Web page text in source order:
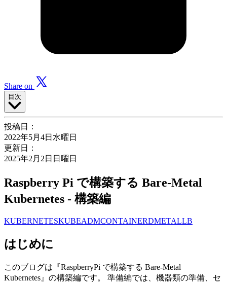
Share on
目次
投稿日：
2022年5月4日水曜日
更新日：
2025年2月2日日曜日
Raspberry Pi で構築する Bare-Metal
Kubernetes - 構築編
KUBERNETESKUBEADMCONTAINERDMETALLB
はじめに
このブログは『RaspberryPi で構築する Bare-Metal
Kubernetes』の構築編です。 準備編では、機器類の準備、セ